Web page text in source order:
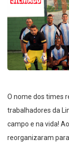
O nome dos times
trabalhadores da
campo e na vida!
reorganizaram